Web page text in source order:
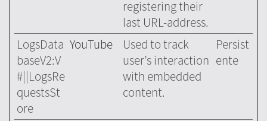
registering their
last URL-address.
LogsData
baseV2:V
#||LogsRe
questsSt
ore
YouTube
Used to track
user’s interaction
with embedded
content.
Persist
ente